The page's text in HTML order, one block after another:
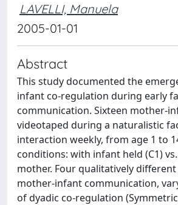
LAVELLI, Manuela
2005-01-01
Abstract
This study documented the
infant co-regulation during early
communication. Sixteen mother-
videotaped during a naturalistic
interaction weekly, from age 1 to
conditions: with infant held (C1)
mother. Four qualitatively
mother-infant communication,
of dyadic co-regulation